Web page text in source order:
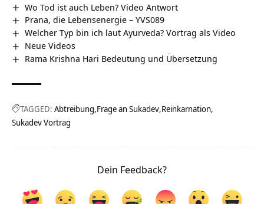
Wo Tod ist auch Leben? Video Antwort
Prana, die Lebensenergie – YVS089
Welcher Typ bin ich laut Ayurveda? Vortrag als Video
Neue Videos
Rama Krishna Hari Bedeutung und Übersetzung
TAGGED: Abtreibung Frage an Sukadev Reinkarnation
Sukadev Vortrag
Dein Feedback?